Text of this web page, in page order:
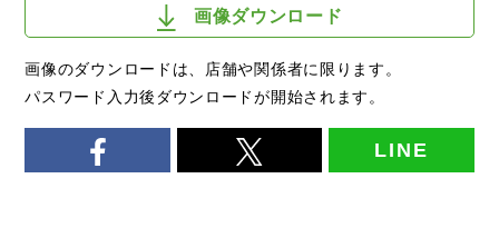
画像ダウンロード
画像のダウンロードは、店舗や関係者に限ります。
パスワード入力後ダウンロードが開始されます。
LINE